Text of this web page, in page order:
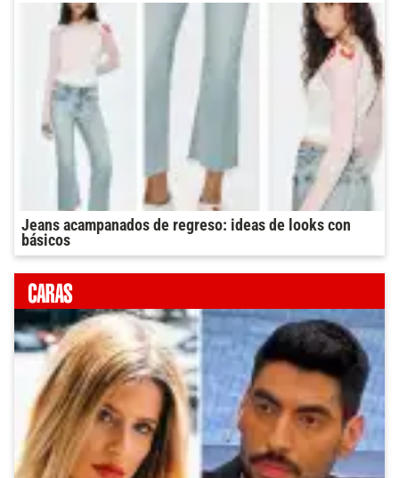
Jeans acampanados de regreso: ideas de looks con
básicos